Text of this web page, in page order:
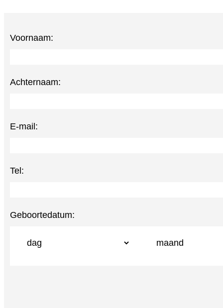
Voornaam:
Achternaam:
E-mail:
Tel:
Geboortedatum: